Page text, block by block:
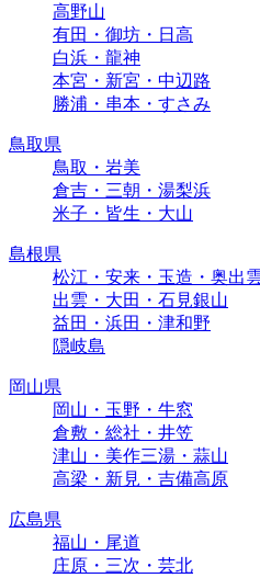
高野山
有田・御坊・日高
白浜・龍神
本宮・新宮・中辺路
勝浦・串本・すさみ
鳥取県
鳥取・岩美
倉吉・三朝・湯梨浜
米子・皆生・大山
島根県
松江・安来・玉造・奥出
出雲・大田・石見銀山
益田・浜田・津和野
隠岐島
岡山県
岡山・玉野・牛窓
倉敷・総社・井笠
津山・美作三湯・蒜山
高梁・新見・吉備高原
広島県
福山・尾道
庄原・三次・芸北